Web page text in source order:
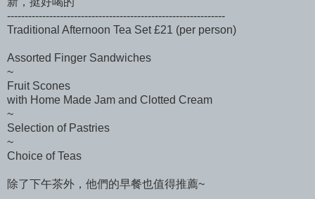
--------------------------------------------------------------
Traditional Afternoon Tea Set £21 (per person)
Assorted Finger Sandwiches
~
Fruit Scones
with Home Made Jam and Clotted Cream
~
Selection of Pastries
~
Choice of Teas
除了下午茶外，他們的早餐也值得推薦~